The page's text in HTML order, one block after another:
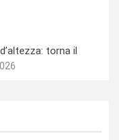
torna il